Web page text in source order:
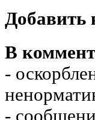
Добавить
В
-